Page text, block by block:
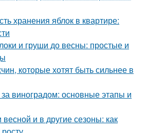
хранения яблок в квартире:
и груши до весны: простые и
которые хотят быть сильнее в
виноградом: основные этапы и
и в другие сезоны: как